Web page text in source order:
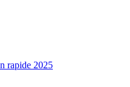
rapide 2025